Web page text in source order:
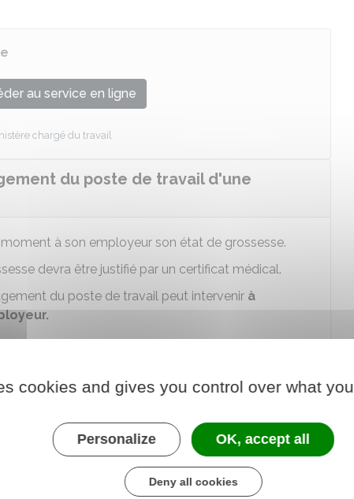
au service en ligne
chargé du travail
du poste de travail d'une
à son employeur son état de grossesse.
devra être justifié par un certificat médical.
du poste de travail peut intervenir à
du poste de travail d'une
?
d'accord sur l'aménagement du poste de travail,
la salariée ou lorsque le changement de poste
cookies and gives you control over what
Personalize OK, accept all
Deny all cookies